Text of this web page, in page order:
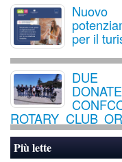
per il
DUE
ROTARY CLUB
QUARTIERI
Più lette